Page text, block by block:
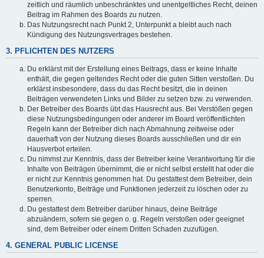
zeitlich und räumlich unbeschränktes und unentgeltliches Recht, deinen
Beitrag im Rahmen des Boards zu nutzen.
Das Nutzungsrecht nach Punkt 2, Unterpunkt a bleibt auch nach
Kündigung des Nutzungsvertrages bestehen.
3. PFLICHTEN DES NUTZERS
Du erklärst mit der Erstellung eines Beitrags, dass er keine Inhalte
enthält, die gegen geltendes Recht oder die guten Sitten verstoßen. Du
erklärst insbesondere, dass du das Recht besitzt, die in deinen
Beiträgen verwendeten Links und Bilder zu setzen bzw. zu verwenden.
Der Betreiber des Boards übt das Hausrecht aus. Bei Verstößen gegen
diese Nutzungsbedingungen oder anderer im Board veröffentlichten
Regeln kann der Betreiber dich nach Abmahnung zeitweise oder
dauerhaft von der Nutzung dieses Boards ausschließen und dir ein
Hausverbot erteilen.
Du nimmst zur Kenntnis, dass der Betreiber keine Verantwortung für die
Inhalte von Beiträgen übernimmt, die er nicht selbst erstellt hat oder die
er nicht zur Kenntnis genommen hat. Du gestattest dem Betreiber, dein
Benutzerkonto, Beiträge und Funktionen jederzeit zu löschen oder zu
sperren.
Du gestattest dem Betreiber darüber hinaus, deine Beiträge
abzuändern, sofern sie gegen o. g. Regeln verstoßen oder geeignet
sind, dem Betreiber oder einem Dritten Schaden zuzufügen.
4. GENERAL PUBLIC LICENSE